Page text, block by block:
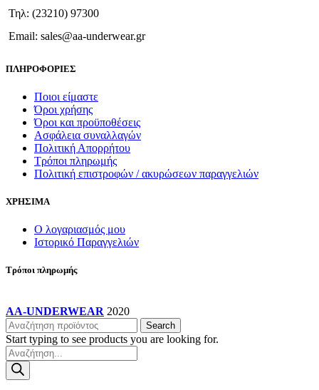
επιλεγούν
στη
σελίδα
προϊόντος
Τηλ: (23210) 97300
Email: sales@aa-underwear.gr
ΠΛΗΡΟΦΟΡΙΕΣ
Ποιοι είμαστε
Όροι χρήσης
Όροι και προϋποθέσεις
Ασφάλεια συναλλαγών
Πολιτική Απορρήτου
Τρόποι πληρωμής
Πολιτική επιστροφών / ακυρώσεων παραγγελιών
ΧΡΗΣΙΜΑ
Ο λογαριασμός μου
Ιστορικό Παραγγελιών
Τρόποι πληρωμής
AA-UNDERWEAR 2020
Search
Start typing to see products you are looking for.
Products
search